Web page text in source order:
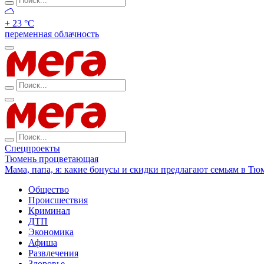
+ 23 °С
переменная облачность
Спецпроекты
Тюмень процветающая
Мама, папа, я: какие бонусы и скидки предлагают семьям в
Общество
Происшествия
Криминал
ДТП
Экономика
Афиша
Развлечения